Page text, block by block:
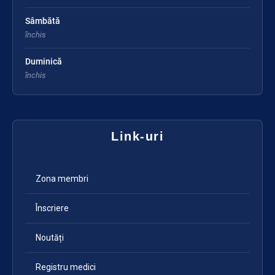
Sâmbătă
închis
Duminică
închis
Link-uri
Zona membri
Înscriere
Noutăți
Registru medici